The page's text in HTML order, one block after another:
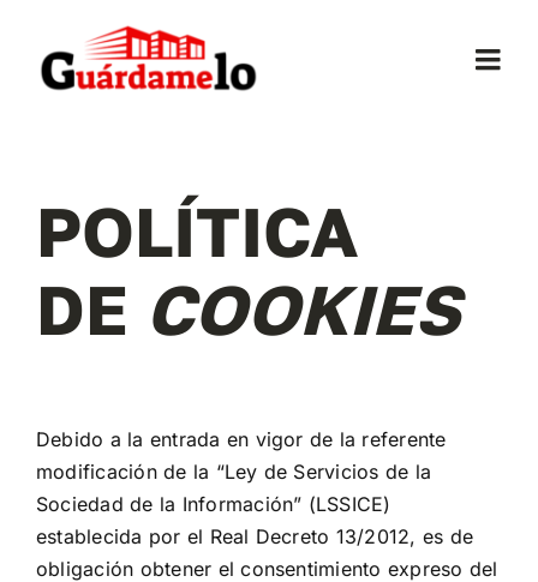
contenido
Conócenos
Opiniones
Contacto
POLÍTICA
DE COOKIES
Debido a la entrada en vigor de la referente
modificación de la “Ley de Servicios de la
Sociedad de la Información” (LSSICE)
establecida por el Real Decreto 13/2012, es de
obligación obtener el consentimiento expreso del